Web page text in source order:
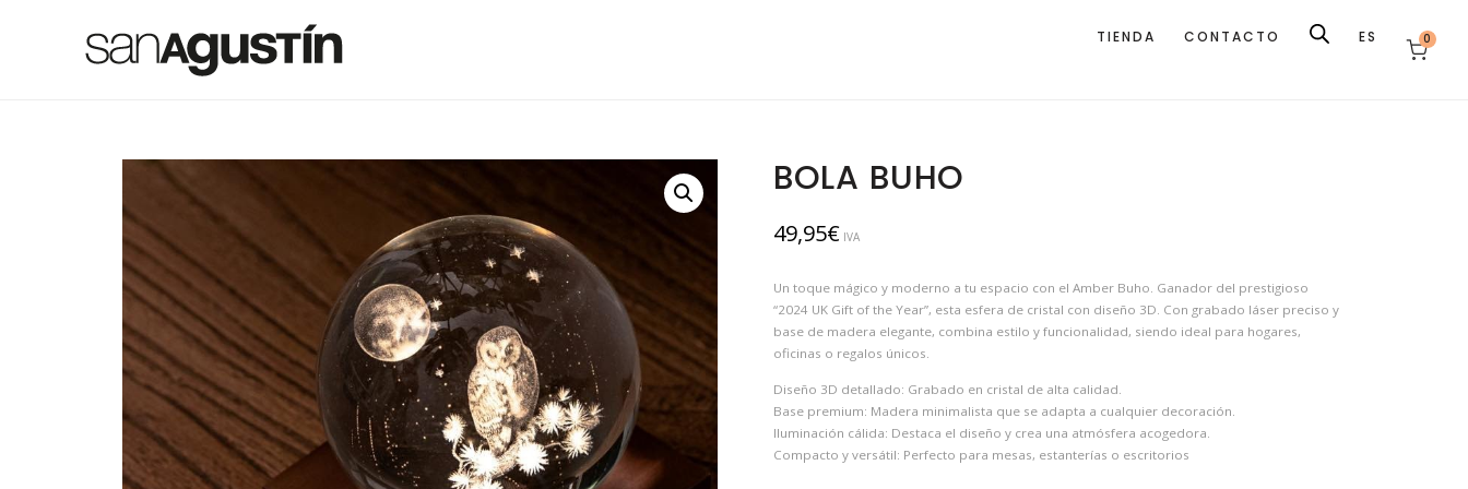
TIENDA CONTACTO ES 0
BOLA BUHO
49,95€ IVA
Un toque mágico y moderno a tu espacio con el Amber Buho. Ganador del prestigioso
“2024 UK Gift of the Year”, esta esfera de cristal con diseño 3D. Con grabado láser preciso y
base de madera elegante, combina estilo y funcionalidad, siendo ideal para hogares,
oficinas o regalos únicos.
Diseño 3D detallado: Grabado en cristal de alta calidad.
Base premium: Madera minimalista que se adapta a cualquier decoración.
Iluminación cálida: Destaca el diseño y crea una atmósfera acogedora.
Compacto y versátil: Perfecto para mesas, estanterías o escritorios